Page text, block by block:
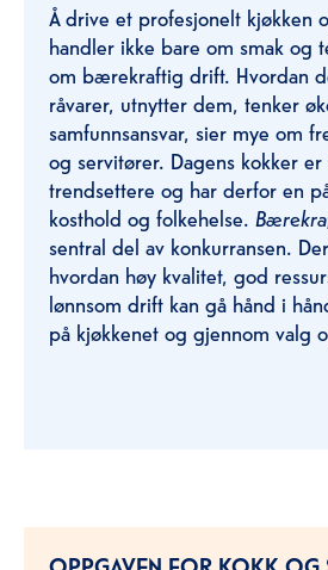
Å drive et profesjonelt kjøkken
handler ikke bare om smak og
om bærekraftig drift. Hvordan
råvarer, utnytter dem, tenker
samfunnsansvar, sier mye om
og servitører. Dagens kokker
trendsettere og har derfor en
kosthold og folkehelse.
sentral del av konkurransen.
hvordan høy kvalitet, god
lønnsom drift kan gå hånd i
på kjøkkenet og gjennom valg